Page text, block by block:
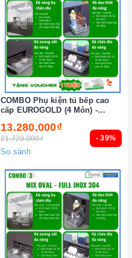
- 39%
COMBO Phụ kiện tủ bếp cao
cấp EUROGOLD (4 Món) -
13.280.000₫
21.720.000₫
So sánh